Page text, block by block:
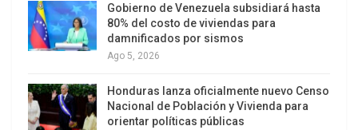
colectiva de futuro y una herramienta concreta de
movilidad social ascendente, con sus matices y
contradicciones, al tiempo que se instala una
solo una salida económica inmediata, aunque eso
implique vivir en condiciones de extrema
Gobierno de Venezuela subsidiará hasta
80% del costo de viviendas para
damnificados por sismos
Ago 5, 2026
Honduras lanza oficialmente nuevo Censo
Nacional de Población y Vivienda para
orientar políticas públicas